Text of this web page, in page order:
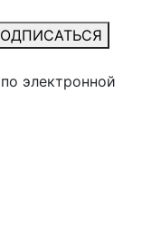
электронной